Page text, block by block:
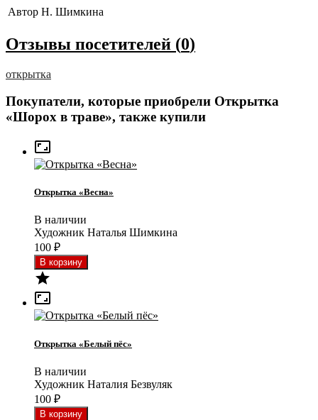
Автор Н. Шимкина
Отзывы посетителей (0)
открытка
Покупатели, которые приобрели Открытка
«Шорох в траве», также купили

Открытка «Весна»
В наличии
Художник Наталья Шимкина
100 ₽


Открытка «Белый пёс»
В наличии
Художник Наталия Безвуляк
100 ₽